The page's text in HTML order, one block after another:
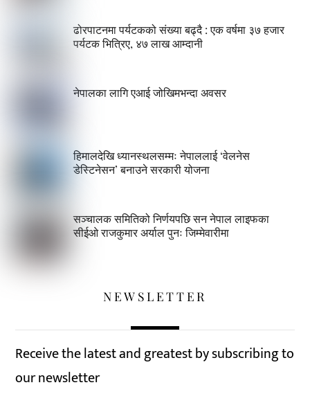
ढोरपाटनमा पर्यटकको संख्या बढ्दै : एक वर्षमा ३७ हजार
पर्यटक भित्रिए, ४७ लाख आम्दानी
नेपालका लागि एआई जोखिमभन्दा अवसर
हिमालदेखि ध्यानस्थलसम्मः नेपाललाई ‘वेलनेस
डेस्टिनेसन’ बनाउने सरकारी योजना
सञ्चालक समितिको निर्णयपछि सन नेपाल लाइफका
सीईओ राजकुमार अर्याल पुनः जिम्मेवारीमा
NEWSLETTER
Receive the latest and greatest by subscribing to
our newsletter